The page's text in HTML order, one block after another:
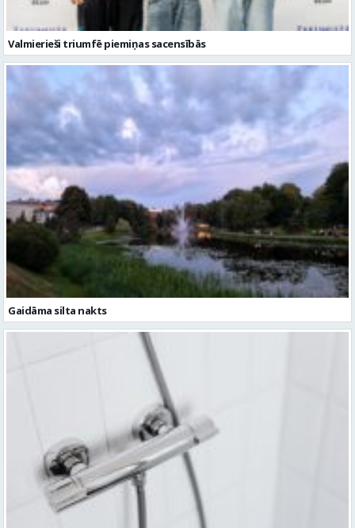
Gaidāma silta nakts
Ceturtdien iespējami dzeramā ūdens padeves pārtraukumi vairākās
vietās Valmierā